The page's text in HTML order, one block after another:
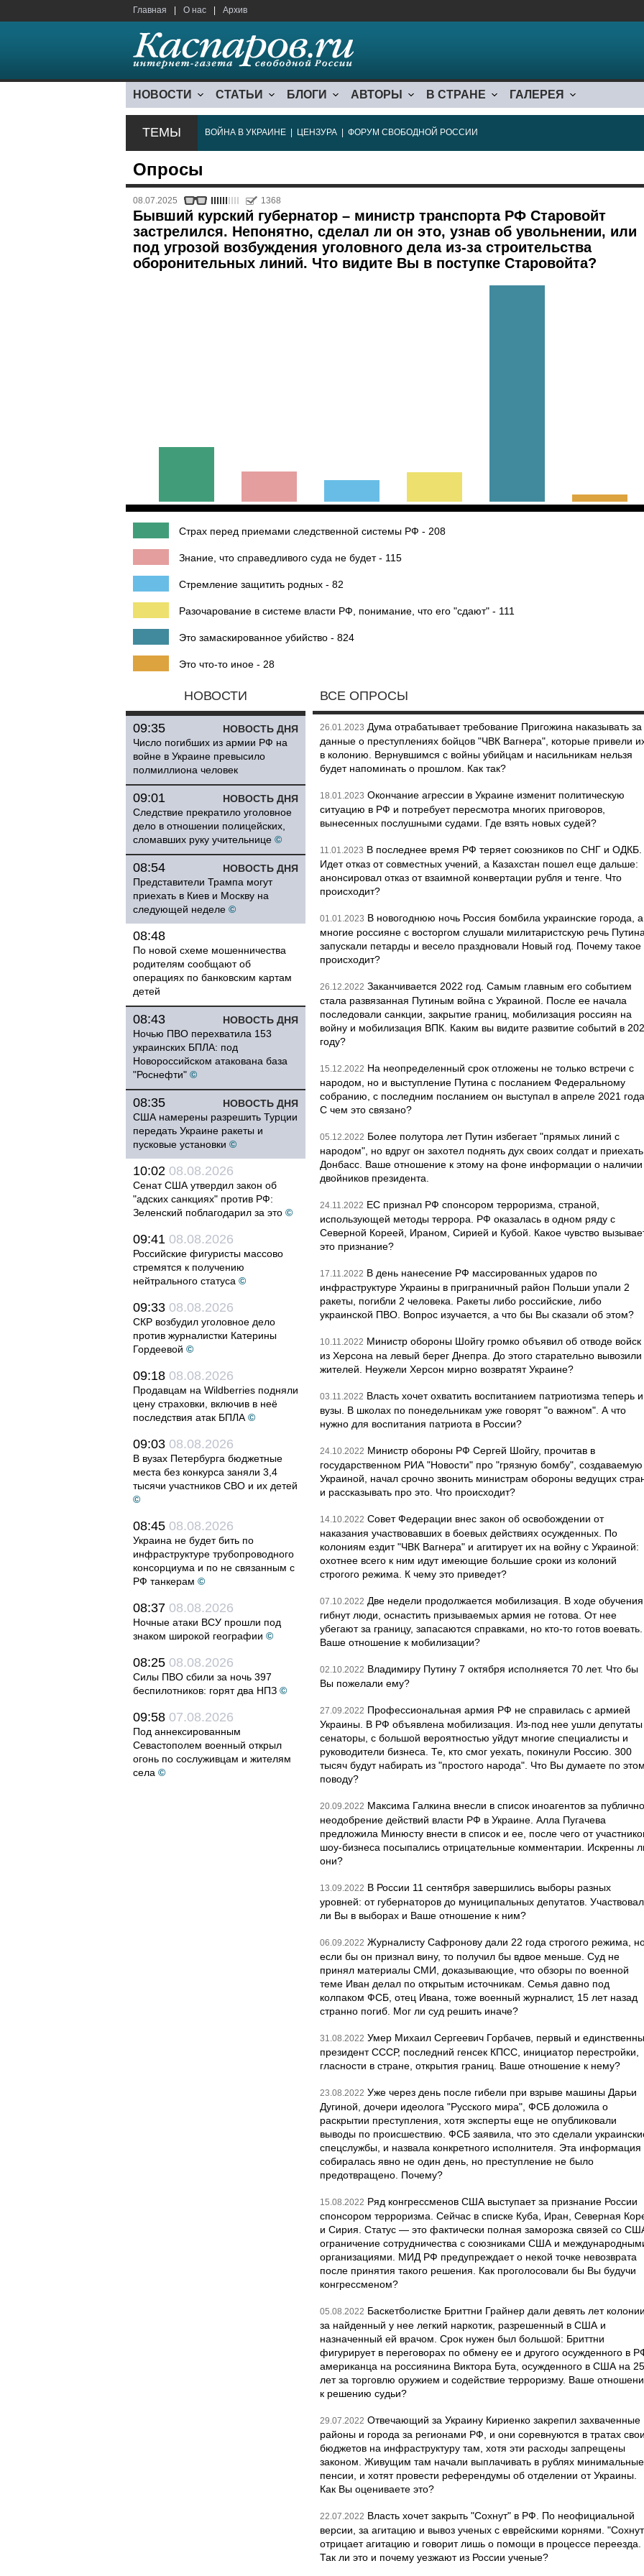
Главная О нас Архив
НОВОСТИ СТАТЬИ БЛОГИ АВТОРЫ В СТРАНЕ ГАЛЕРЕЯ
ТЕМЫ ВОЙНА В УКРАИНЕ ЦЕНЗУРА ФОРУМ СВОБОДНОЙ РОССИИ
Опросы
08.07.2025 1368
Бывший курский губернатор – министр транспорта РФ Старовойт
застрелился. Непонятно, сделал ли он это, узнав об увольнении, или
под угрозой возбуждения уголовного дела из-за строительства
оборонительных линий. Что видите Вы в поступке Старовойта?
Страх перед приемами следственной системы РФ - 208
Знание, что справедливого суда не будет - 115
Стремление защитить родных - 82
Разочарование в системе власти РФ, понимание, что его "сдают" - 111
Это замаскированное убийство - 824
Это что-то иное - 28
НОВОСТИ
НОВОСТЬ ДНЯ
09:35
Число погибших из армии РФ на
войне в Украине превысило
полмиллиона человек
НОВОСТЬ ДНЯ
09:01
Следствие прекратило уголовное
дело в отношении полицейских,
сломавших руку учительнице ©
НОВОСТЬ ДНЯ
08:54
Представители Трампа могут
приехать в Киев и Москву на
следующей неделе ©
08:48
По новой схеме мошенничества
родителям сообщают об
операциях по банковским картам
детей
НОВОСТЬ ДНЯ
08:43
Ночью ПВО перехватила 153
украинских БПЛА: под
Новороссийском атакована база
"Роснефти" ©
НОВОСТЬ ДНЯ
08:35
США намерены разрешить Турции
передать Украине ракеты и
пусковые установки ©
10:02 08.08.2026
Сенат США утвердил закон об
"адских санкциях" против РФ:
Зеленский поблагодарил за это ©
09:41 08.08.2026
Российские фигуристы массово
стремятся к получению
нейтрального статуса ©
09:33 08.08.2026
СКР возбудил уголовное дело
против журналистки Катерины
Гордеевой ©
09:18 08.08.2026
Продавцам на Wildberries подняли
цену страховки, включив в неё
последствия атак БПЛА ©
09:03 08.08.2026
В вузах Петербурга бюджетные
места без конкурса заняли 3,4
тысячи участников СВО и их детей
©
08:45 08.08.2026
Украина не будет бить по
инфраструктуре трубопроводного
консорциума и по не связанным с
РФ танкерам ©
08:37 08.08.2026
Ночные атаки ВСУ прошли под
знаком широкой географии ©
08:25 08.08.2026
Силы ПВО сбили за ночь 397
беспилотников: горят два НПЗ ©
09:58 07.08.2026
Под аннексированным
Севастополем военный открыл
огонь по сослуживцам и жителям
села ©
ВСЕ ОПРОСЫ
26.01.2023 Дума отрабатывает требование Пригожина наказывать за
данные о преступлениях бойцов "ЧВК Вагнера", которые привели
в колонию. Вернувшимся с войны убийцам и насильникам нельзя
будет напоминать о прошлом. Как так?
18.01.2023 Окончание агрессии в Украине изменит политическую
ситуацию в РФ и потребует пересмотра многих приговоров,
вынесенных послушными судами. Где взять новых судей?
11.01.2023 В последнее время РФ теряет союзников по СНГ и ОДКБ.
Идет отказ от совместных учений, а Казахстан пошел еще дальше:
анонсировал отказ от взаимной конвертации рубля и тенге. Что
происходит?
01.01.2023 В новогоднюю ночь Россия бомбила украинские города, а
многие россияне с восторгом слушали милитаристскую речь Путина,
запускали петарды и весело праздновали Новый год. Почему такое
происходит?
26.12.2022 Заканчивается 2022 год. Самым главным его событием
стала развязанная Путиным война с Украиной. После ее начала
последовали санкции, закрытие границ, мобилизация россиян на
войну и мобилизация ВПК. Каким вы видите развитие событий в
году?
15.12.2022 На неопределенный срок отложены не только встречи с
народом, но и выступление Путина с посланием Федеральному
собранию, с последним посланием он выступал в апреле 2021 года.
С чем это связано?
05.12.2022 Более полутора лет Путин избегает "прямых линий с
народом", но вдруг он захотел поднять дух своих солдат и
Донбасс. Ваше отношение к этому на фоне информации о наличии
двойников президента.
24.11.2022 ЕС признал РФ спонсором терроризма, страной,
использующей методы террора. РФ оказалась в одном ряду с
Северной Кореей, Ираном, Сирией и Кубой. Какое чувство
это признание?
17.11.2022 В день нанесение РФ массированных ударов по
инфраструктуре Украины в приграничный район Польши упали 2
ракеты, погибли 2 человека. Ракеты либо российские, либо
украинской ПВО. Вопрос изучается, а что бы Вы сказали об этом?
10.11.2022 Министр обороны Шойгу громко объявил об отводе войск
из Херсона на левый берег Днепра. До этого старательно вывозили
жителей. Неужели Херсон мирно возвратят Украине?
03.11.2022 Власть хочет охватить воспитанием патриотизма теперь и
вузы. В школах по понедельникам уже говорят "о важном". А что
нужно для воспитания патриота в России?
24.10.2022 Министр обороны РФ Сергей Шойгу, прочитав в
государственном РИА "Новости" про "грязную бомбу", создаваемую
Украиной, начал срочно звонить министрам обороны ведущих
и рассказывать про это. Что происходит?
14.10.2022 Совет Федерации внес закон об освобождении от
наказания участвовавших в боевых действиях осужденных. По
колониям ездит "ЧВК Вагнера" и агитирует их на войну с Украиной:
охотнее всего к ним идут имеющие большие сроки из колоний
строгого режима. К чему это приведет?
07.10.2022 Две недели продолжается мобилизация. В ходе обучения
гибнут люди, оснастить призываемых армия не готова. От нее
убегают за границу, запасаются справками, но кто-то готов воевать.
Ваше отношение к мобилизации?
02.10.2022 Владимиру Путину 7 октября исполняется 70 лет. Что бы
Вы пожелали ему?
27.09.2022 Профессиональная армия РФ не справилась с армией
Украины. В РФ объявлена мобилизация. Из-под нее ушли депутаты
сенаторы, с большой вероятностью уйдут многие специалисты и
руководители бизнеса. Те, кто смог уехать, покинули Россию. 300
тысяч будут набирать из "простого народа". Что Вы думаете по
поводу?
20.09.2022 Максима Галкина внесли в список иноагентов за
неодобрение действий власти РФ в Украине. Алла Пугачева
предложила Минюсту внести в список и ее, после чего от
шоу-бизнеса посыпались отрицательные комментарии. Искренны
они?
13.09.2022 В России 11 сентября завершились выборы разных
уровней: от губернаторов до муниципальных депутатов.
ли Вы в выборах и Ваше отношение к ним?
06.09.2022 Журналисту Сафронову дали 22 года строгого режима,
если бы он признал вину, то получил бы вдвое меньше. Суд не
принял материалы СМИ, доказывающие, что обзоры по военной
теме Иван делал по открытым источникам. Семья давно под
колпаком ФСБ, отец Ивана, тоже военный журналист, 15 лет назад
странно погиб. Мог ли суд решить иначе?
31.08.2022 Умер Михаил Сергеевич Горбачев, первый и
президент СССР, последний генсек КПСС, инициатор перестройки,
гласности в стране, открытия границ. Ваше отношение к нему?
23.08.2022 Уже через день после гибели при взрыве машины Дарьи
Дугиной, дочери идеолога "Русского мира", ФСБ доложила о
раскрытии преступления, хотя эксперты еще не опубликовали
выводы по происшествию. ФСБ заявила, что это сделали
спецслужбы, и назвала конкретного исполнителя. Эта информация
собиралась явно не один день, но преступление не было
предотвращено. Почему?
15.08.2022 Ряд конгрессменов США выступает за признание России
спонсором терроризма. Сейчас в списке Куба, Иран, Северная
и Сирия. Статус — это фактически полная заморозка связей со
ограничение сотрудничества с союзниками США и
организациями. МИД РФ предупреждает о некой точке невозврата
после принятия такого решения. Как проголосовали бы Вы будучи
конгрессменом?
05.08.2022 Баскетболистке Бриттни Грайнер дали девять лет колонии
за найденный у нее легкий наркотик, разрешенный в США и
назначенный ей врачом. Срок нужен был большой: Бриттни
фигурирует в переговорах по обмену ее и другого осужденного в
американца на россиянина Виктора Бута, осужденного в США на 25
лет за торговлю оружием и содействие терроризму. Ваше
к решению судьи?
29.07.2022 Отвечающий за Украину Кириенко закрепил захваченные
районы и города за регионами РФ, и они соревнуются в тратах
бюджетов на инфраструктуру там, хотя эти расходы запрещены
законом. Живущим там начали выплачивать в рублях минимальные
пенсии, и хотят провести референдумы об отделении от Украины.
Как Вы оцениваете это?
22.07.2022 Власть хочет закрыть "Сохнут" в РФ. По неофициальной
версии, за агитацию и вывоз ученых с еврейскими корнями.
отрицает агитацию и говорит лишь о помощи в процессе переезда.
Так ли это и почему уезжают из России ученые?